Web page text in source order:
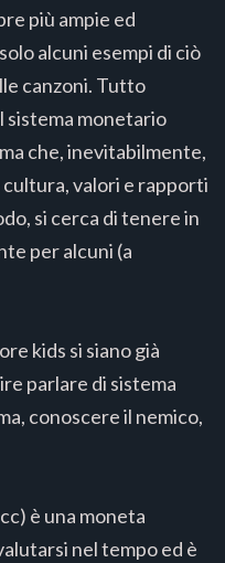
più ampie ed
alcuni esempi di ciò
canzoni. Tutto
sistema monetario
che, inevitabilmente,
valori e rapporti
si cerca di tenere in
per alcuni (a
kids si siano già
parlare di sistema
conoscere il nemico,
è una moneta
nel tempo ed è